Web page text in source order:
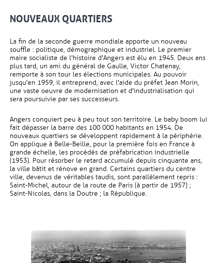
NOUVEAUX QUARTIERS
La fin de la seconde guerre mondiale apporte un nouveau
souffle : politique, démographique et industriel. Le premier
maire socialiste de l'histoire d'Angers est élu en 1945. Deux ans
plus tard, un ami du général de Gaulle, Victor Chatenay,
remporte à son tour les élections municipales. Au pouvoir
jusqu'en 1959, il entreprend, avec l'aide du préfet Jean Morin,
une vaste oeuvre de modernisation et d'industrialisation qui
sera poursuivie par ses successeurs.
Angers conquiert peu à peu tout son territoire. Le baby boom lui
fait dépasser la barre des 100 000 habitants en 1954. De
nouveaux quartiers se développent rapidement à la périphérie.
On applique à Belle-Beille, pour la première fois en France à
grande échelle, les procédés de préfabrication industrielle
(1953). Pour résorber le retard accumulé depuis cinquante ans,
la ville bâtit et rénove en grand. Certains quartiers du centre
ville, devenus de véritables taudis, sont parallèlement repris :
Saint-Michel, autour de la route de Paris (à partir de 1957) ;
Saint-Nicolas, dans la Doutre ; la République.